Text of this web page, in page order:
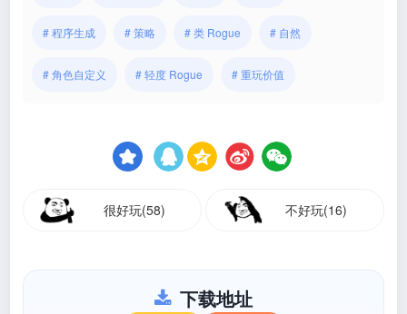
# 程序生成 # 策略 # 类 Rogue # 自然
# 角色自定义 # 轻度 Rogue # 重玩价值
很好玩(58) 不好玩(16)
下载地址